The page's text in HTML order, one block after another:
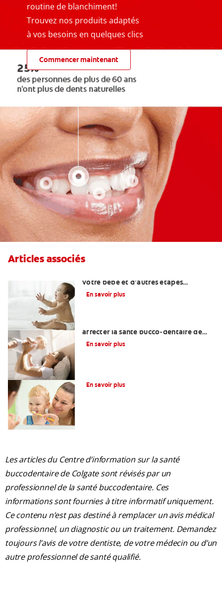
routine de blanchiment!
Trouvez nos produits adaptés
à vos besoins en quelques clics
Commencer maintenant
Articles associés
votre bébé et d’autres étapes
importantes?
En savoir plus
affecter la santé bucco-dentaire de
votre bébé?
En savoir plus
En savoir plus
Les articles du Centre d’information sur la santé
buccodentaire de Colgate sont révisés par un
professionnel de la santé buccodentaire. Ces
informations sont fournies à titre informatif uniquement.
Ce contenu n’est pas destiné à remplacer un avis médical
professionnel, un diagnostic ou un traitement. Demandez
toujours l’avis de votre dentiste, de votre médecin ou d’un
autre professionnel de santé qualifié.